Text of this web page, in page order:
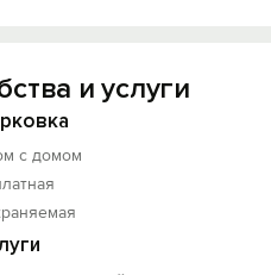
рестораны поблизости.
есть полноценная кухня в
- менее 1 км.
«Олимп-2» - 1,5 км.
онкоцентра - около
драмы им. Горького - 1,8
вокзала - 6 км.
и услуги
с домом